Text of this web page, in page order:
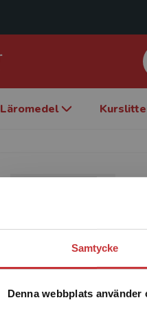
Samtycke
Denna webbplats använder
Läromedel